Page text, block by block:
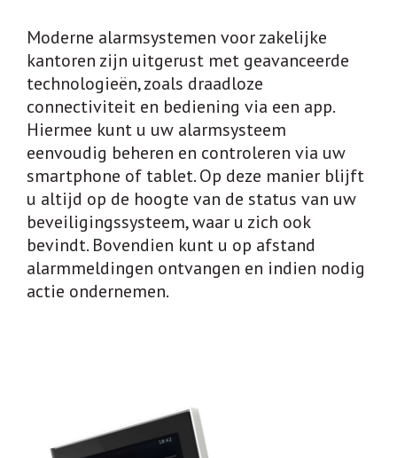
Moderne alarmsystemen voor zakelijke
kantoren zijn uitgerust met geavanceerde
technologieën, zoals draadloze
connectiviteit en bediening via een app.
Hiermee kunt u uw alarmsysteem
eenvoudig beheren en controleren via uw
smartphone of tablet. Op deze manier blijft
u altijd op de hoogte van de status van uw
beveiligingssysteem, waar u zich ook
bevindt. Bovendien kunt u op afstand
alarmmeldingen ontvangen en indien nodig
actie ondernemen.